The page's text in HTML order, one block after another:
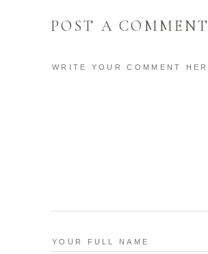
POST A COMMENT